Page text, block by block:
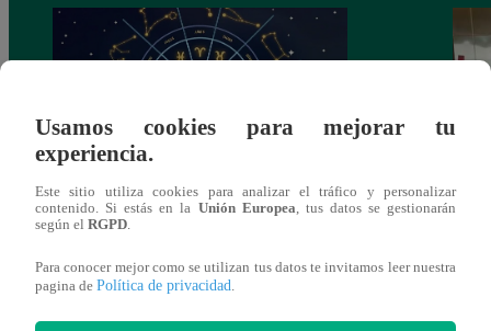
Horóscopo de HOY, 7 de mayo: ¿cómo te
Usamos cookies para mejorar tu
experiencia.
Este sitio utiliza cookies para analizar el tráfico y personalizar
contenido. Si estás en la Unión Europea, tus datos se gestionarán
según el RGPD.
Para conocer mejor como se utilizan tus datos te invitamos leer nuestra
pagina de Política de privacidad.